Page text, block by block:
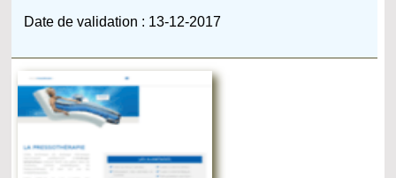
Date de validation : 13-12-2017